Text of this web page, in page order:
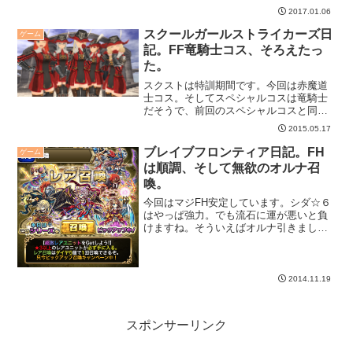
2017.01.06
ゲーム
スクールガールストライカーズ日
記。FF竜騎士コス、そろえたっ
た。
スクストは特訓期間です。今回は赤魔道
士コス。そしてスペシャルコスは竜騎士
だそうで、前回のスペシャルコスと同
様、スコア報酬のSRガチャの先に並んで
います。ここまでポイント貯めるの、大
変なんですが・・・
2015.05.17
ゲーム
ブレイブフロンティア日記。FH
は順調、そして無欲のオルナ召
喚。
今回はマジFH安定しています。シダ☆６
はやっぱ強力。でも流石に運が悪いと負
けますね。そういえばオルナ引きまし
2014.11.19
スポンサーリンク